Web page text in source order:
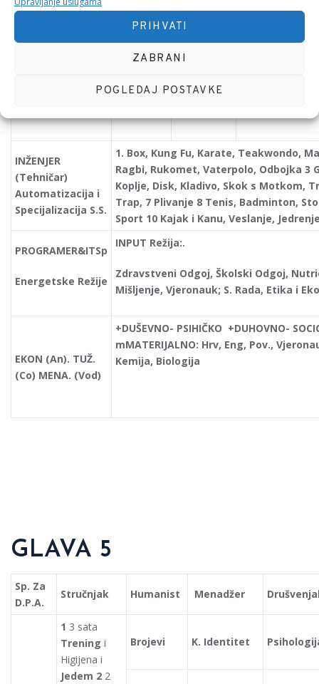
PRIHVATI
ZABRANI
POGLEDAJ POSTAVKE
Zado
Psiho. obrade,
Lijekovi
INŽENJER
(Tehničar)
Automatizacija i
Specijalizacija S.S.
1. Box, Kung Fu, Karate, Teakwondo,
Ragbi, Rukomet, Vaterpolo, Odbojka
Koplje, Disk, Kladivo, Skok s Motkom,
Trap, 7 Plivanje 8 Tenis, Badminton,
Sport 10 Kajak i Kanu, Veslanje,
PROGRAMER&ITSp
Energetske Režije
INPUT Režija:.
Zdravstveni Odgoj, Školski Odgoj,
Mišljenje, Vjeronauk; S. Rada, Etika i
EKON (An). TUŽ.
(Co) MENA. (Vod)
+DUŠEVNO- PSIHIČKO +DUHOVNO-
mMATERIJALNO: Hrv, Eng, Pov.,
Kemija, Biologija
GLAVA 5
Sp. Za
D.P.A.
Stručnjak Humanist Menadžer
1 3 sata
Trening i
Higijena i
Jedem 2 2
Brojevi K. Identitet